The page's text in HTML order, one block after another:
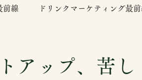
前線 ドリンクマーケティング最
アップ、苦し